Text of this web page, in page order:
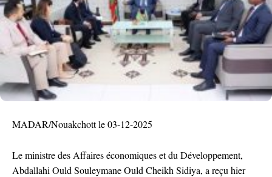
MADAR/Nouakchott le 03-12-2025
Le ministre des Affaires économiques et du Développement,
Abdallahi Ould Souleymane Ould Cheikh Sidiya, a reçu hier